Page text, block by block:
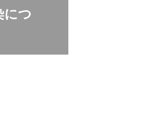
につ